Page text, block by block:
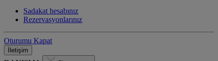
Sadakat hesabınız
Rezervasyonlarınız
Oturumu Kapat
İletişim